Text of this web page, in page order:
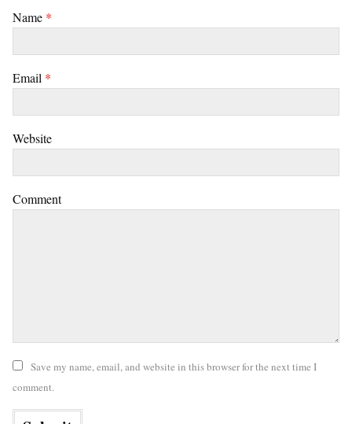
Name *
Email *
Website
Comment
Save my name, email, and website in this browser for the next time I
comment.